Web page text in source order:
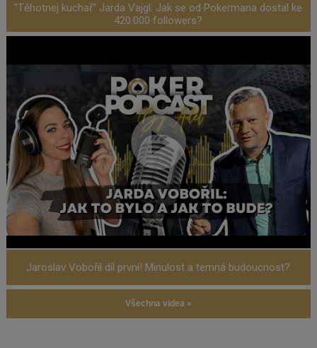
"Těhotnej kuchař" Jarda Vajgl: Jak se od Pokermana dostal ke
420.000 followers?
Jaroslav Vobořil díl první! Minulost a temná budoucnost?
Všechna videa »